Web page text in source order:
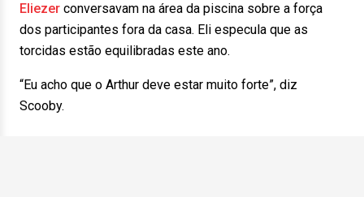
Eliezer conversavam na área da piscina sobre a força
dos participantes fora da casa. Eli especula que as
torcidas estão equilibradas este ano.
“Eu acho que o Arthur deve estar muito forte”, diz
Scooby.